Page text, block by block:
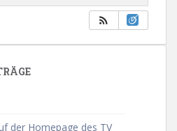
der Homepage des TV